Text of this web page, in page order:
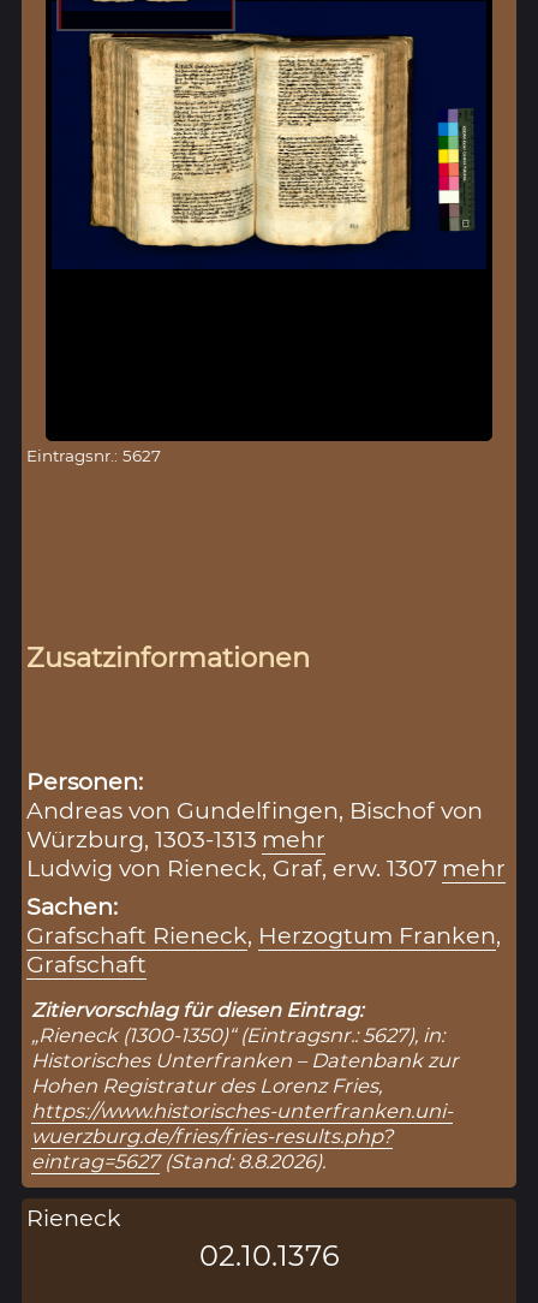
Eintragsnr.: 5627
Zusatzinformationen
Personen:
Andreas von Gundelfingen, Bischof von
Würzburg, 1303-1313 mehr
Ludwig von Rieneck, Graf, erw. 1307 mehr
Sachen:
Grafschaft Rieneck, Herzogtum Franken,
Grafschaft
Zitiervorschlag für diesen Eintrag:
„Rieneck (1300-1350)“ (Eintragsnr.: 5627), in:
Historisches Unterfranken – Datenbank zur
Hohen Registratur des Lorenz Fries,
https://www.historisches-unterfranken.uni-
wuerzburg.de/fries/fries-results.php?
eintrag=5627(Stand: 8.8.2026).
Rieneck
02.10.1376